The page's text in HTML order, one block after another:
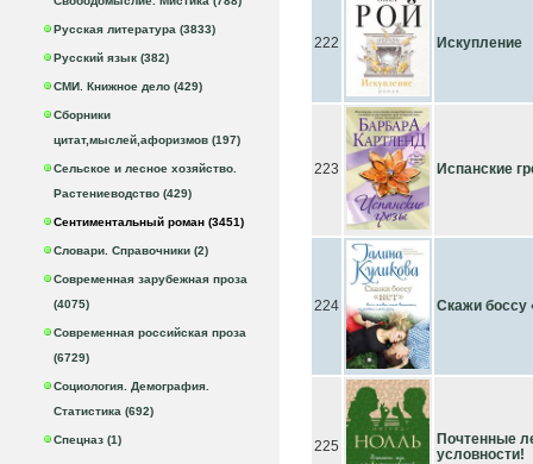
Русская литература (3833)
Русский язык (382)
СМИ. Книжное дело (429)
Сборники
цитат,мыслей,афоризмов (197)
Сельское и лесное хозяйство.
Растениеводство (429)
Сентиментальный роман (3451)
Словари. Справочники (2)
Современная зарубежная проза
(4075)
Современная российская проза
(6729)
Социология. Демография.
Статистика (692)
Спецназ (1)
222 Искупление
223 Испанские
224 Скажи боссу
225
Почтенные
условности!